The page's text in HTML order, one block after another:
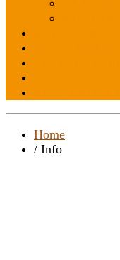
Home
/ Info